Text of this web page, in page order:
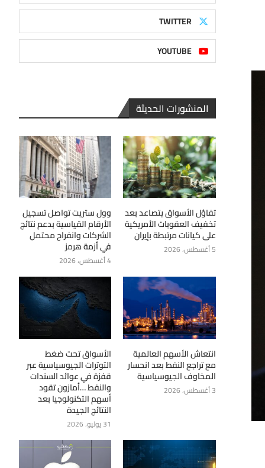
TWITTER
YOUTUBE
المنشورات الحديثة
تفاؤل الأسواق يتصاعد بعد
تخفيف العقوبات الأمريكية
على كيانات مرتبطة بإيران
5 أغسطس، 2026
وول ستريت تواصل تسجيل
الأرقام القياسية بدعم نتائج
الشركات وانفراج محتمل
في أزمة هرمز
4 أغسطس، 2026
انتعاش الأسهم العالمية
مع تراجع النفط بعد انحسار
المخاوف الجيوسياسية
3 أغسطس، 2026
الأسواق تحت ضغط
التوترات الجيوسياسية عبر
قفزة في عوائد السندات
والنفط …أمازون تقود
أسهم التكنولوجيا بعد
النتائج الجيدة
31 يوليو، 2026